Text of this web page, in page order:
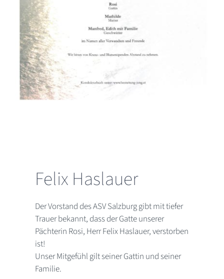
Felix Haslauer
Der Vorstand des ASV Salzburg gibt mit tiefer
Trauer bekannt, dass der Gatte unserer
Pächterin Rosi, Herr Felix Haslauer, verstorben
ist!
Unser Mitgefühl gilt seiner Gattin und seiner
Familie.